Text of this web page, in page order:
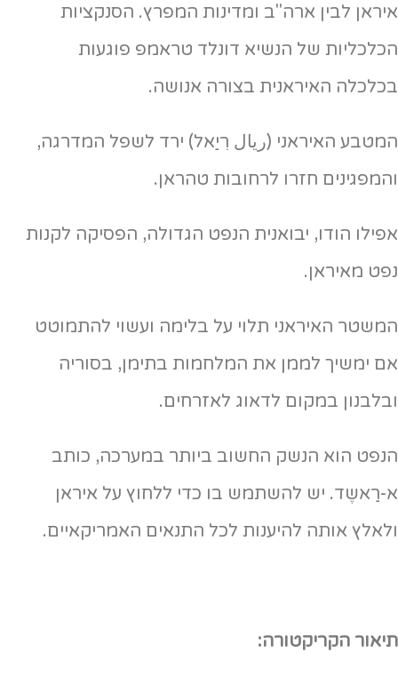
איראן לבין ארה"ב ומדינות המפרץ. הסנקציות
הכלכליות של הנשיא דונלד טראמפ פוגעות
בכלכלה האיראנית בצורה אנושה.
המטבע האיראני (ريال רִיַאל) ירד לשפל המדרגה,
והמפגינים חזרו לרחובות טהראן.
אפילו הודו, יבואנית הנפט הגדולה, הפסיקה לקנות
נפט מאיראן.
המשטר האיראני תלוי על בלימה ועשוי להתמוטט
אם ימשיך לממן את המלחמות בתימן, בסוריה
ובלבנון במקום לדאוג לאזרחים.
הנפט הוא הנשק החשוב ביותר במערכה, כותב
א-רַאשֶד. יש להשתמש בו כדי ללחוץ על איראן
ולאלץ אותה להיענות לכל התנאים האמריקאיים.
תיאור הקריקטורה: